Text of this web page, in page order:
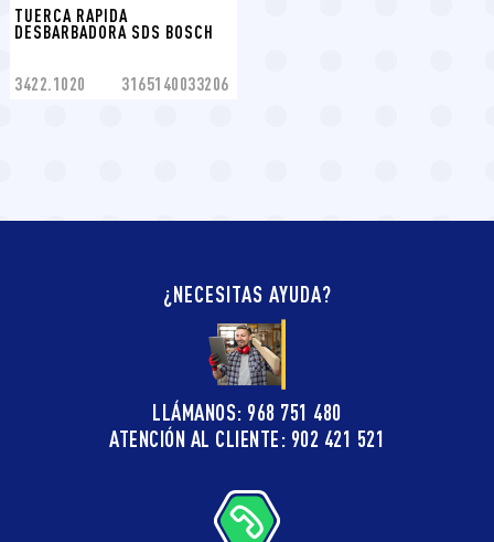
TUERCA RAPIDA
DESBARBADORA SDS BOSCH
3422.1020 3165140033206
¿NECESITAS AYUDA?
LLÁMANOS: 968 751 480
ATENCIÓN AL CLIENTE: 902 421 521